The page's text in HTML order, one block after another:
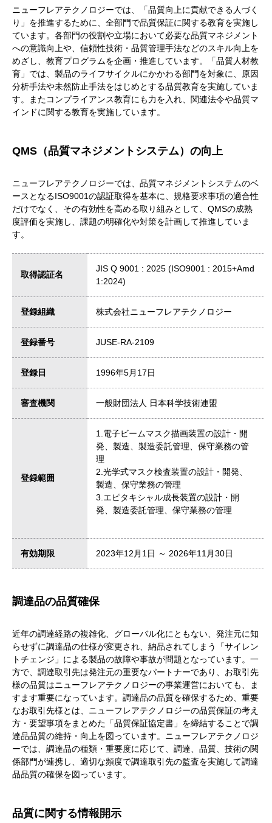
ニューフレアテクノロジーでは、「品質向上に貢献できる人づく
り」を推進するために、全部門で品質保証に関する教育を実施し
ています。各部門の役割や立場において必要な品質マネジメント
への意識向上や、信頼性技術・品質管理手法などのスキル向上を
めざし、教育プログラムを企画・推進しています。「品質人材教
育」では、製品のライフサイクルにかかわる部門を対象に、原因
分析手法や未然防止手法をはじめとする品質教育を実施していま
す。またコンプライアンス教育にも力を入れ、関連法令や品質マ
インドに関する教育を実施しています。
QMS（品質マネジメントシステム）の向上
ニューフレアテクノロジーでは、品質マネジメントシステムのベ
ースとなるISO9001の認証取得を基本に、規格要求事項の適合性
だけでなく、その有効性を高める取り組みとして、QMSの成熟
度評価を実施し、課題の明確化や対策を計画して推進していま
す。
取得認証名
JIS Q 9001 : 2025 (ISO9001 : 2015+Amd
1:2024)
登録組織 株式会社ニューフレアテクノロジー
登録番号 JUSE-RA-2109
登録日 1996年5月17日
審査機関 一般財団法人 日本科学技術連盟
登録範囲
1.電子ビームマスク描画装置の設計・開
発、製造、製造委託管理、保守業務の管
理
2.光学式マスク検査装置の設計・開発、
製造、保守業務の管理
3.エピタキシャル成長装置の設計・開
発、製造委託管理、保守業務の管理
有効期限 2023年12月1日 ～ 2026年11月30日
調達品の品質確保
近年の調達経路の複雑化、グローバル化にともない、発注元に知
らせずに調達品の仕様が変更され、納品されてしまう「サイレン
トチェンジ」による製品の故障や事故が問題となっています。一
方で、調達取引先は発注元の重要なパートナーであり、お取引先
様の品質はニューフレアテクノロジーの事業運営においても、ま
すます重要になっています。調達品の品質を確保するため、重要
なお取引先様とは、ニューフレアテクノロジーの品質保証の考え
方・要望事項をまとめた「品質保証協定書」を締結することで調
達品品質の維持・向上を図っています。ニューフレアテクノロジ
ーでは、調達品の種類・重要度に応じて、調達、品質、技術の関
係部門が連携し、適切な頻度で調達取引先の監査を実施して調達
品品質の確保を図っています。
品質に関する情報開示